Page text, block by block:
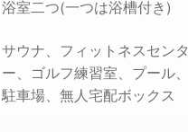
浴室二つ(一つは浴槽付き)
サウナ、フィットネスセンタ
ー、ゴルフ練習室、プール、
駐車場、無人宅配ボックス